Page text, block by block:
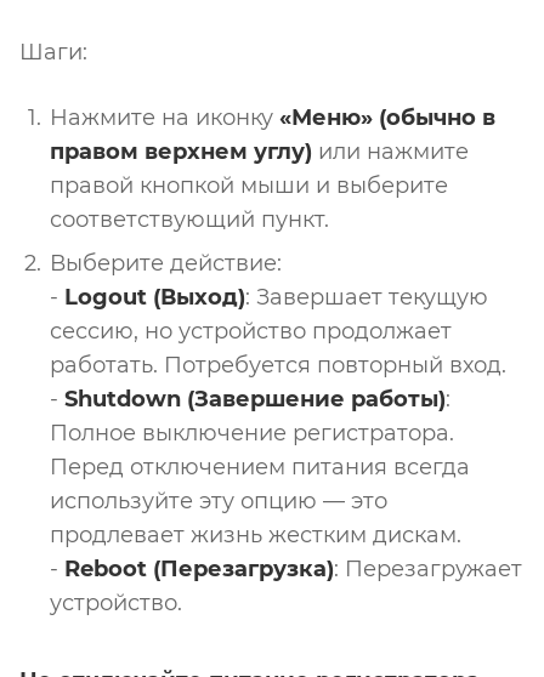
Шаги:
Нажмите на иконку «Меню» (обычно в
правом верхнем углу) или нажмите
правой кнопкой мыши и выберите
соответствующий пункт.
Выберите действие:
- Logout (Выход): Завершает текущую
сессию, но устройство продолжает
работать. Потребуется повторный вход.
- Shutdown (Завершение работы):
Полное выключение регистратора.
Перед отключением питания всегда
используйте эту опцию — это
продлевает жизнь жестким дискам.
- Reboot (Перезагрузка): Перезагружает
устройство.